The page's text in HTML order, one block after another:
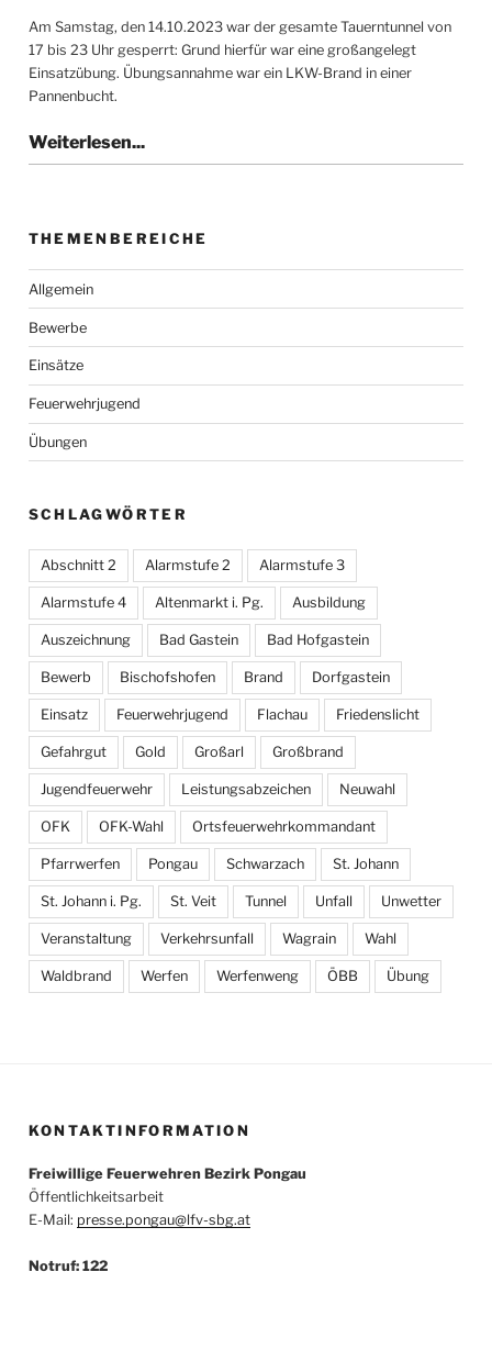
Am Samstag, den 14.10.2023 war der gesamte Tauerntunnel von
17 bis 23 Uhr gesperrt: Grund hierfür war eine großangelegt
Einsatzübung. Übungsannahme war ein LKW-Brand in einer
Pannenbucht.
THEMENBEREICHE
Allgemein
Bewerbe
Einsätze
Feuerwehrjugend
Übungen
SCHLAGWÖRTER
Abschnitt 2 Alarmstufe 2 Alarmstufe 3
Alarmstufe 4 Altenmarkt i. Pg. Ausbildung
Auszeichnung Bad Gastein Bad Hofgastein
Bewerb Bischofshofen Brand Dorfgastein
Einsatz Feuerwehrjugend Flachau Friedenslicht
Gefahrgut Gold Großarl Großbrand
Jugendfeuerwehr Leistungsabzeichen Neuwahl
OFK OFK-Wahl Ortsfeuerwehrkommandant
Pfarrwerfen Pongau Schwarzach St. Johann
St. Johann i. Pg. St. Veit Tunnel Unfall Unwetter
Veranstaltung Verkehrsunfall Wagrain Wahl
Waldbrand Werfen Werfenweng ÖBB Übung
KONTAKTINFORMATION
Freiwillige Feuerwehren Bezirk Pongau
Öffentlichkeitsarbeit
E-Mail: presse.pongau@lfv-sbg.at
Notruf: 122